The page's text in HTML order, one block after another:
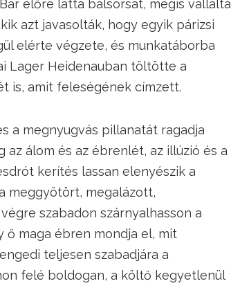
előre látta balsorsát, mégis vállalta
azt javasolták, hogy egyik párizsi
elérte végzete, és munkatáborba
Lager Heidenauban töltötte a
is, amit feleségének címzett.
a megnyugvás pillanatát ragadja
az álom és az ébrenlét, az illúzió és a
kerítés lassan elenyészik a
meggyötört, megalázott,
szabadon szárnyalhasson a
ő maga ébren mondja el, mit
teljesen szabadjára a
felé boldogan, a költő kegyetlenül